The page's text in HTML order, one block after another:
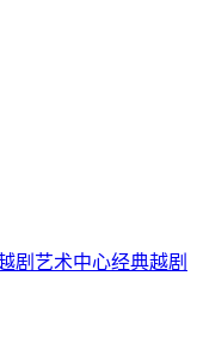
剧艺术中心经典越剧